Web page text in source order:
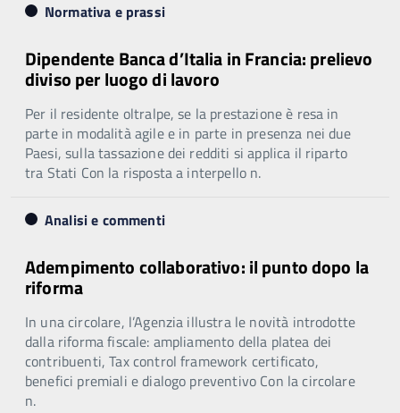
Normativa e prassi
Dipendente Banca d’Italia in Francia: prelievo
diviso per luogo di lavoro
Per il residente oltralpe, se la prestazione è resa in
parte in modalità agile e in parte in presenza nei due
Paesi, sulla tassazione dei redditi si applica il riparto
tra Stati Con la risposta a interpello n.
Analisi e commenti
Adempimento collaborativo: il punto dopo la
riforma
In una circolare, l’Agenzia illustra le novità introdotte
dalla riforma fiscale: ampliamento della platea dei
contribuenti, Tax control framework certificato,
benefici premiali e dialogo preventivo Con la circolare
n.